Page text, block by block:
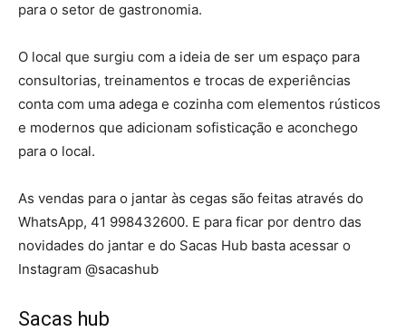
para o setor de gastronomia.
O local que surgiu com a ideia de ser um espaço para
consultorias, treinamentos e trocas de experiências
conta com uma adega e cozinha com elementos rústicos
e modernos que adicionam sofisticação e aconchego
para o local.
As vendas para o jantar às cegas são feitas através do
WhatsApp, 41 998432600. E para ficar por dentro das
novidades do jantar e do Sacas Hub basta acessar o
Instagram @sacashub
Sacas hub